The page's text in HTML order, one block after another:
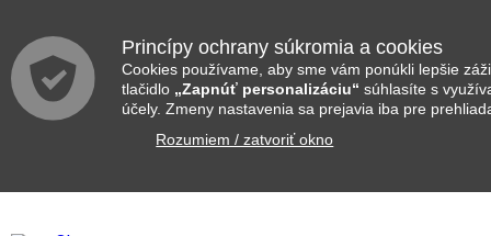
Princípy ochrany súkromia a cookies
Cookies používame, aby sme vám ponúkli lepšie
tlačidlo „Zapnúť personalizáciu“ súhlasíte s
účely. Zmeny nastavenia sa prejavia iba pre
Rozumiem / zatvoriť okno